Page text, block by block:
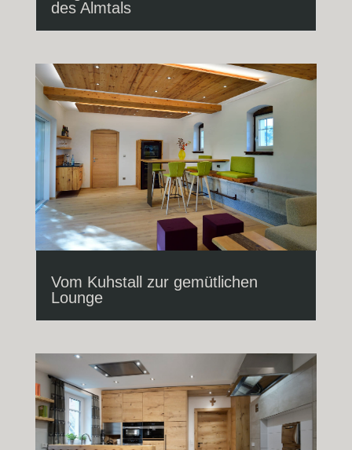
des Almtals
Vom Kuhstall zur gemütlichen
Lounge